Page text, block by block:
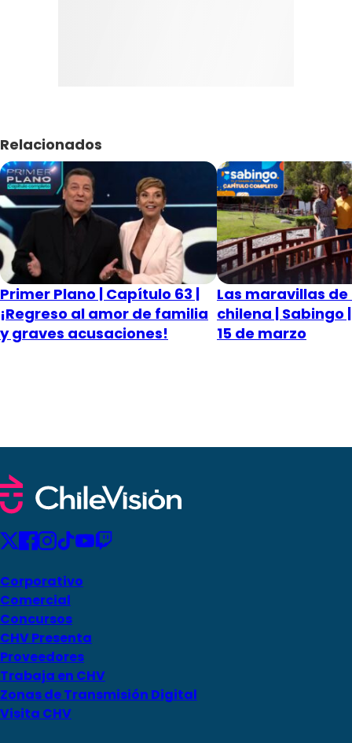
Relacionados
Primer Plano | Capítulo 63 |
¡Regreso al amor de familia
y graves acusaciones!
Las maravillas
chilena | Sabingo
15 de marzo
Corporativo
Comercial
Concursos
CHV Presenta
Proveedores
Trabaja en CHV
Zonas de Transmisión Digital
Visita CHV